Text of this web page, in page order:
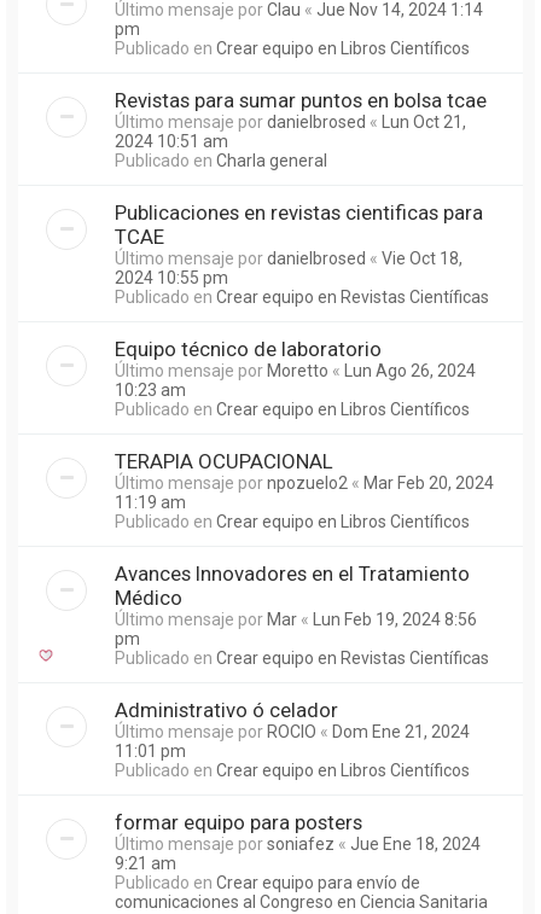
Último mensaje porClau « Jue Nov 14, 2024 1:14
pm
Publicado en Crear equipo en Libros Científicos
Revistas para sumar puntos en bolsa tcae
Último mensaje pordanielbrosed « Lun Oct 21,
2024 10:51 am
Publicado en Charla general
Publicaciones en revistas cientificas para
TCAE
Último mensaje pordanielbrosed « Vie Oct 18,
2024 10:55 pm
Publicado en Crear equipo en Revistas Científicas
Equipo técnico de laboratorio
Último mensaje por Moretto « Lun Ago 26, 2024
10:23 am
Publicado en Crear equipo en Libros Científicos
TERAPIA OCUPACIONAL
Último mensaje pornpozuelo2 « Mar Feb 20, 2024
11:19 am
Publicado en Crear equipo en Libros Científicos
Avances Innovadores en el Tratamiento
Médico
Último mensaje por Mar « Lun Feb 19, 2024 8:56
pm
Publicado en Crear equipo en Revistas Científicas
Administrativo ó celador
Último mensaje por ROCIO « Dom Ene 21, 2024
11:01 pm
Publicado en Crear equipo en Libros Científicos
formar equipo para posters
Último mensaje porsoniafez « Jue Ene 18, 2024
9:21 am
Publicado en Crear equipo para envío de
comunicaciones al Congreso en Ciencia Sanitaria